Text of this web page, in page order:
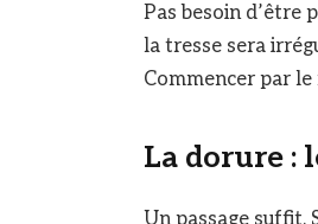
Pas besoin d’être
la tresse sera
Commencer par
La dorure :
Un passage suffit.